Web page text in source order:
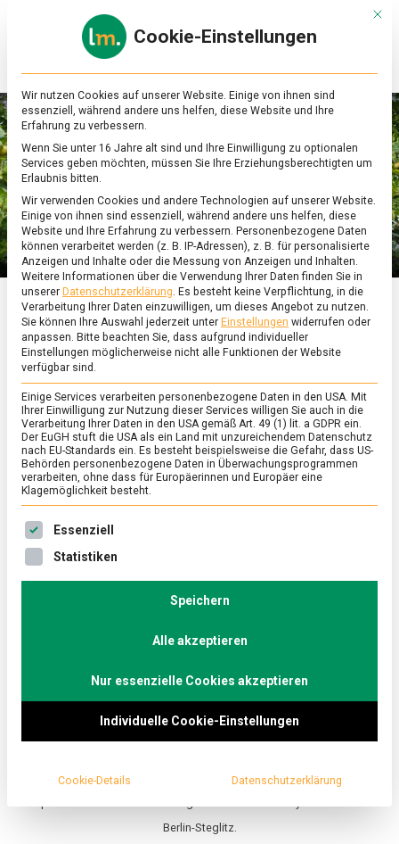
Online-
Magazin
zu
&
Ernährung
ERNÄHRUNG & GESUNDHEIT/FEATURED
Je früher der Sommer –
Obstbau im Klimawandel
13. September 2024 Johannes Commenton
Je
früher
–
Vielleicht kann demnächst Erntedank in der
hinterlässt seine Spuren unter anderem bei der
Obsternte. Wir waren im Obstgarten und haben
Berlin-Steglitz.
Mit
Cookie-Einstellungen
Wir nutzen Cookies auf unserer Website. Einige von ihnen sind
essenziell, während andere uns helfen, diese Website und Ihre
Erfahrung zu verbessern.
Wenn Sie unter 16 Jahre alt sind und Ihre Einwilligung zu optionalen
Services geben möchten, müssen Sie Ihre Erziehungsberechtigten um
Erlaubnis bitten.
Wir verwenden Cookies und andere Technologien auf unserer Website.
Einige von ihnen sind essenziell, während andere uns helfen, diese
Website und Ihre Erfahrung zu verbessern. Personenbezogene Daten
können verarbeitet werden (z. B. IP-Adressen), z. B. für personalisierte
Anzeigen und Inhalte oder die Messung von Anzeigen und Inhalten.
Weitere Informationen über die Verwendung Ihrer Daten finden Sie in
unserer Datenschutzerklärung. Es besteht keine Verpflichtung, in die
Verarbeitung Ihrer Daten einzuwilligen, um dieses Angebot zu nutzen.
Sie können Ihre Auswahl jederzeit unter Einstellungen widerrufen oder
anpassen. Bitte beachten Sie, dass aufgrund individueller
Einstellungen möglicherweise nicht alle Funktionen der Website
verfügbar sind.
Einige Services verarbeiten personenbezogene Daten in den USA. Mit
Ihrer Einwilligung zur Nutzung dieser Services willigen Sie auch in die
Verarbeitung Ihrer Daten in den USA gemäß Art. 49 (1) lit. a GDPR ein.
Der EuGH stuft die USA als ein Land mit unzureichendem Datenschutz
nach EU-Standards ein. Es besteht beispielsweise die Gefahr, dass US-
Behörden personenbezogene Daten in Überwachungsprogrammen
verarbeiten, ohne dass für Europäerinnen und Europäer eine
Klagemöglichkeit besteht.
Es folgt eine Liste der Service-Gruppen, für die eine
Essenziell
Statistiken
Speichern
Alle akzeptieren
Nur essenzielle Cookies akzeptieren
Individuelle Cookie-Einstellungen
Cookie-Details Datenschutzerklärung